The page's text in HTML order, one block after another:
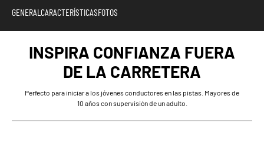
GENERALCARACTERÍSTICASFOTOS
INSPIRA CONFIANZA FUERA
DE LA CARRETERA
Perfecto para iniciar a los jóvenes conductores en las pistas. Mayores de
10 años con supervisión de un adulto.